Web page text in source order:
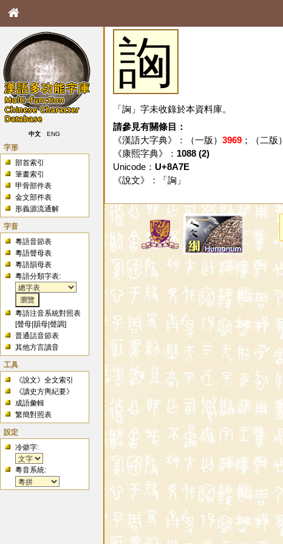
中文 ENG
字形
部首索引
筆畫索引
甲骨部件表
金文部件表
形義源流通解
字音
粵語音節表
粵語聲母表
粵語韻母表
粵語分類字表:
粵語注音系統對照表
[聲母 |韻母 |聲調]
普通話音節表
其他方言讀音
工具
《說文》全文索引
《讀史方輿紀要》
成語彙輯
繁簡對照表
設定
冷僻字:
粵音系統:
詾
「詾」字未收錄於本資料庫。
請參見有關條目：
《漢語大字典》：（一版） 3969；（二版）
《康熙字典》： 1088 (2)
Unicode： U+8A7E
《說文》：「 詾 」